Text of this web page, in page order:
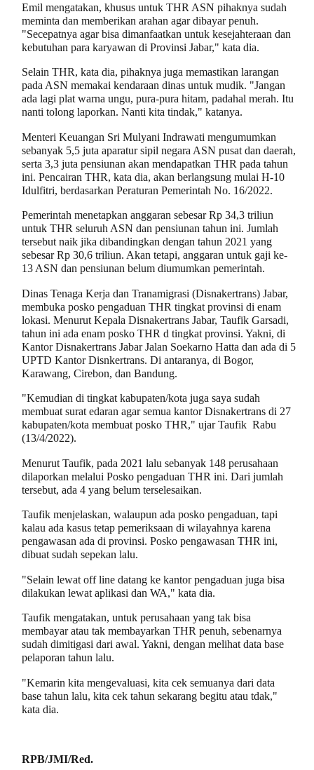
Emil mengatakan, khusus untuk THR ASN pihaknya sudah
meminta dan memberikan arahan agar dibayar penuh.
"Secepatnya agar bisa dimanfaatkan untuk kesejahteraan dan
kebutuhan para karyawan di Provinsi Jabar," kata dia.
Selain THR, kata dia, pihaknya juga memastikan larangan
pada ASN memakai kendaraan dinas untuk mudik. "Jangan
ada lagi plat warna ungu, pura-pura hitam, padahal merah. Itu
nanti tolong laporkan. Nanti kita tindak," katanya.
Menteri Keuangan Sri Mulyani Indrawati mengumumkan
sebanyak 5,5 juta aparatur sipil negara ASN pusat dan daerah,
serta 3,3 juta pensiunan akan mendapatkan THR pada tahun
ini. Pencairan THR, kata dia, akan berlangsung mulai H-10
Idulfitri, berdasarkan Peraturan Pemerintah No. 16/2022.
Pemerintah menetapkan anggaran sebesar Rp 34,3 triliun
untuk THR seluruh ASN dan pensiunan tahun ini. Jumlah
tersebut naik jika dibandingkan dengan tahun 2021 yang
sebesar Rp 30,6 triliun. Akan tetapi, anggaran untuk gaji ke-
13 ASN dan pensiunan belum diumumkan pemerintah.
Dinas Tenaga Kerja dan Tranamigrasi (Disnakertrans) Jabar,
membuka posko pengaduan THR tingkat provinsi di enam
lokasi. Menurut Kepala Disnakertrans Jabar, Taufik Garsadi,
tahun ini ada enam posko THR d tingkat provinsi. Yakni, di
Kantor Disnakertrans Jabar Jalan Soekarno Hatta dan ada di 5
UPTD Kantor Disnkertrans. Di antaranya, di Bogor,
Karawang, Cirebon, dan Bandung.
"Kemudian di tingkat kabupaten/kota juga saya sudah
membuat surat edaran agar semua kantor Disnakertrans di 27
kabupaten/kota membuat posko THR," ujar Taufik Rabu
(13/4/2022).
Menurut Taufik, pada 2021 lalu sebanyak 148 perusahaan
dilaporkan melalui Posko pengaduan THR ini. Dari jumlah
tersebut, ada 4 yang belum terselesaikan.
Taufik menjelaskan, walaupun ada posko pengaduan, tapi
kalau ada kasus tetap pemeriksaan di wilayahnya karena
pengawasan ada di provinsi. Posko pengawasan THR ini,
dibuat sudah sepekan lalu.
"Selain lewat off line datang ke kantor pengaduan juga bisa
dilakukan lewat aplikasi dan WA," kata dia.
Taufik mengatakan, untuk perusahaan yang tak bisa
membayar atau tak membayarkan THR penuh, sebenarnya
sudah dimitigasi dari awal. Yakni, dengan melihat data base
pelaporan tahun lalu.
"Kemarin kita mengevaluasi, kita cek semuanya dari data
base tahun lalu, kita cek tahun sekarang begitu atau tdak,"
kata dia.
RPB/JMI/Red.